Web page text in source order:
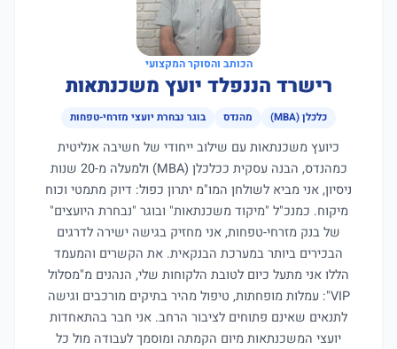
הכותב והסוקר המקצועי
רישרד הננפלד יועץ משכנתאות
כלכלן (MBA) מהנדס בוגר נבחרת יועצי מזרחי-טפחות
כיועץ משכנתאות עם שילוב ייחודי של חשיבה אנליטית
כמהנדס, הבנה עסקית ככלכלן (MBA) ולמעלה מ-20 שנות
ניסיון, אני מביא לשולחן המו"מ יתרון כפול: דיוק מתמטי וכוח
מיקוח. כמנכ"ל "מיקוד משכנתאות" ובוגר "נבחרת היועצים"
של בנק מזרחי-טפחות, אני מחזיק בגישה ישירה לדרגים
הבכירים ביותר במערכת הבנקאית. את הקשרים והמעמד
הללו אני מתעל כיום לטובת הלקוחות שלי, הנהנים מ"מסלול
VIP": עמלות מופחתות, טיפול מהיר בתיקים מורכבים וגישה
לתנאים שאינם פתוחים לציבור הרחב. אני חבר בהתאחדות
יועצי המשכנתאות מיום הקמתה ומוסמך לעבודה מול כל